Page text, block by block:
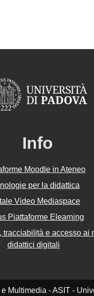
Info
Moodle in Ateneo
per la didattica
Video Mediaspace
Piattaforme Elearning
tracciabilità e accesso ai
didattici digitali
Multimedia - ASIT -